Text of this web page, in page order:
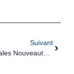
Suivant
Les Principales Nouveautés Sociales En 2026 Pour Le Secteur Agricole